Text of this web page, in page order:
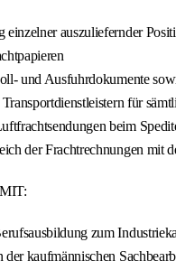
einzelner auszuliefernder
und Ausfuhrdokumente
für
beim
der Frachtrechnungen mit
zum
der kaufmännischen